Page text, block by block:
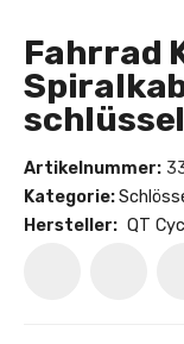
Fahrrad
Artikelnummer:
Kategorie:
Hersteller: QT